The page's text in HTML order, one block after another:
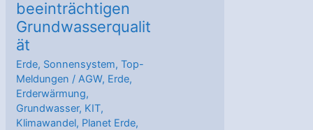
beeinträchtigen
Grundwasserqualit
ät
Erde, Sonnensystem,Top-
Meldungen /AGW, Erde,
Erderwärmung,
Grundwasser, KIT,
Klimawandel, Planet Erde,